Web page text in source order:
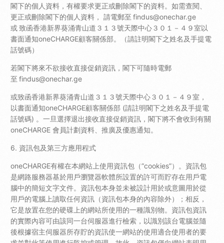
閣下的個人資料，有權要求更正或刪除閣下的資料。如需查閱、
更正或刪除閣下的個人資料， 請電郵至findus@onechar.ge
或 致函香港新界葵涌青山道３１３號天際中心３０１－４９室以
書面通知oneCHARGE顧客關係部。（請註明閣下之姓名及手提電
話號碼）
若閣下將來不欲接收直接促銷資訊，閣下可隨時電郵
至findus@onechar.ge
或致函香港新界葵涌青山道３１３號天際中心３０１－４９室，
以書面通知oneCHARGE顧客關係部 (請註明閣下之姓名及手提電
話號碼) 。一旦選擇退出接收直接促銷資訊，閣下將不會收到有關
oneCHARGE 會員計劃資料、推廣及優惠通知。
6. 資訊包及第三方應用程式
oneCHARGE有權在本網站上使用資訊包（”cookies”）。資訊包
是網路服務器基於用戶瀏覽器軟體所設置的許可而貯存在用戶電
腦中的簡短文字文件。資訊包本身並未被設計用於或意圖用於從
用戶的電腦上讀取任何資訊（資訊包本身的內容除外）；相反，
它是放置在您的硬碟上的網站所使用的一種識別物。資訊包資訊
的實際內容可由該同一台伺服器進行檢索，以識別該台電腦並隨
後根據宿主伺服器所存貯的資訊使一網站的使用適合使用者的要